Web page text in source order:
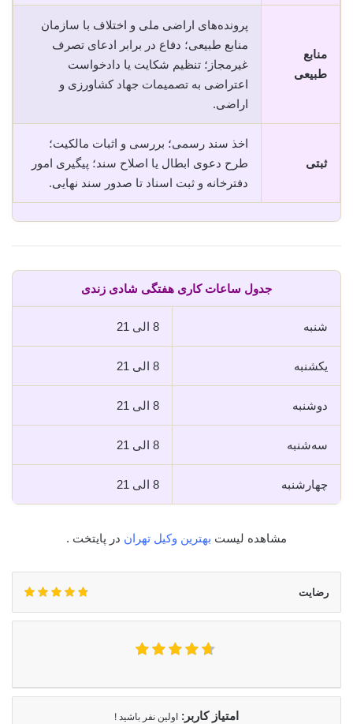
منابع
طبیعی
پرونده‌های اراضی ملی و اختلاف با سازمان
منابع طبیعی؛ دفاع در برابر ادعای تصرف
غیرمجاز؛ تنظیم شکایت یا دادخواست
اعتراضی به تصمیمات جهاد کشاورزی و
اراضی.
ثبتی
اخذ سند رسمی؛ بررسی و اثبات مالکیت؛
طرح دعوی ابطال یا اصلاح سند؛ پیگیری امور
دفترخانه و ثبت اسناد تا صدور سند نهایی.
جدول ساعات کاری هفتگی شادی زندی
شنبه 8 الی 21
یکشنبه 8 الی 21
دوشنبه 8 الی 21
سه‌شنبه 8 الی 21
چهارشنبه 8 الی 21
مشاهده لیست بهترین وکیل تهران در پایتخت .
رضایت
امتیاز کاربر: اولین نفر باشید !